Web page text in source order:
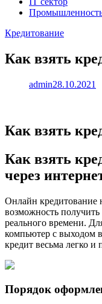
Кредитование
Как взять
admin28.10.2021
Как взять
Как взять
через
Онлайн кредитование
возможность
реального времени.
компьютер с выходом
кредит весьма легко и
Порядок